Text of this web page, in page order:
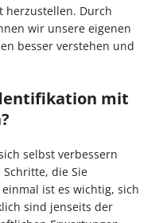
herzustellen. Durch
wir unsere eigenen
besser verstehen und
mit
selbst verbessern
die Sie
ist es wichtig, sich
sind jenseits der